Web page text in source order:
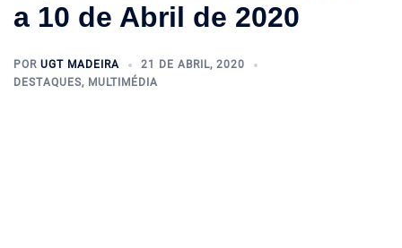
a 10 de Abril de 2020
POR UGT MADEIRA
21 DE ABRIL, 2020
DESTAQUES, MULTIMÉDIA